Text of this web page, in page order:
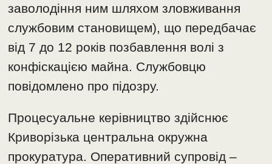
заволодіння ним шляхом зловживання
службовим становищем), що передбачає
від 7 до 12 років позбавлення волі з
конфіскацією майна. Службовцю
повідомлено про підозру.
Процесуальне керівництво здійснює
Криворізька центральна окружна
прокуратура. Оперативний супровід –